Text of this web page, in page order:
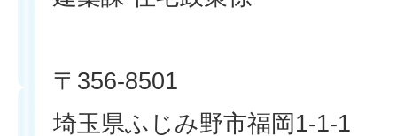
〒356-8501
埼玉県ふじみ野市福岡1-1-1